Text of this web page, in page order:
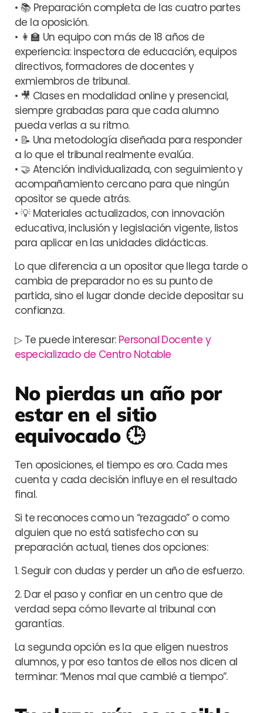
• 📚 Preparación completa de las cuatro partes
de la oposición.
• 👩‍🏫 Un equipo con más de 18 años de
experiencia: inspectora de educación, equipos
directivos, formadores de docentes y
exmiembros de tribunal.
• 🎥 Clases en modalidad online y presencial,
siempre grabadas para que cada alumno
pueda verlas a su ritmo.
• 📝 Una metodología diseñada para responder
a lo que el tribunal realmente evalúa.
• 🤝 Atención individualizada, con seguimiento y
acompañamiento cercano para que ningún
opositor se quede atrás.
• 💡 Materiales actualizados, con innovación
educativa, inclusión y legislación vigente, listos
para aplicar en las unidades didácticas.
Lo que diferencia a un opositor que llega tarde o
cambia de preparador no es su punto de
partida, sino el lugar donde decide depositar su
confianza.
▷ Te puede interesar: Personal Docente y
especializado de Centro Notable
No pierdas un año por
estar en el sitio
equivocado 🕒
Ten oposiciones, el tiempo es oro. Cada mes
cuenta y cada decisión influye en el resultado
final.
Si te reconoces como un “rezagado” o como
alguien que no está satisfecho con su
preparación actual, tienes dos opciones:
1. Seguir con dudas y perder un año de esfuerzo.
2. Dar el paso y confiar en un centro que de
verdad sepa cómo llevarte al tribunal con
garantías.
La segunda opción es la que eligen nuestros
alumnos, y por eso tantos de ellos nos dicen al
terminar: “Menos mal que cambié a tiempo”.